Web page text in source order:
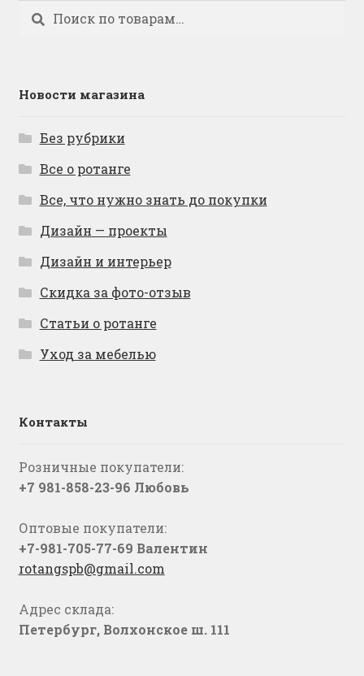
Искать:
Поиск
Новости магазина
Без рубрики
Все о ротанге
Все, что нужно знать до покупки
Дизайн — проекты
Дизайн и интерьер
Скидка за фото-отзыв
Статьи о ротанге
Уход за мебелью
Контакты
Розничные покупатели:
+7 981-858-23-96 Любовь
Оптовые покупатели:
+7-981-705-77-69 Валентин
rotangspb@gmail.com
Адрес склада:
Петербург, Волхонское ш. 111